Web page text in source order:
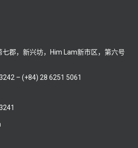
七郡，新兴坊，Him Lam新市区，第六号
– (+84) 28 6251 5061